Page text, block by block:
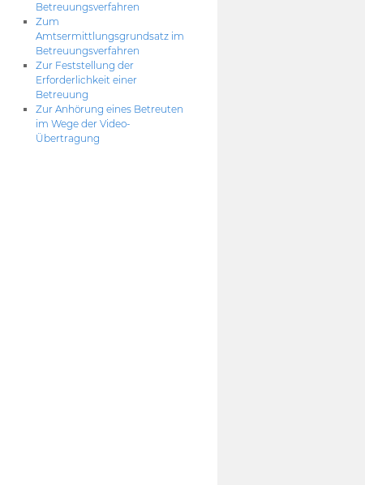
Betreuungsverfahren
Zum
Amtsermittlungsgrundsatz im
Betreuungsverfahren
Zur Feststellung der
Erforderlichkeit einer
Betreuung
Zur Anhörung eines Betreuten
im Wege der Video-
Übertragung